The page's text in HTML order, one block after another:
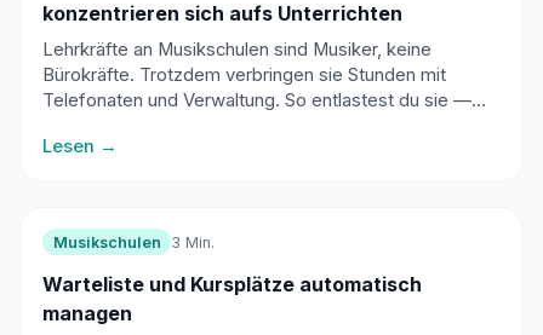
konzentrieren sich aufs Unterrichten
Lehrkräfte an Musikschulen sind Musiker, keine
Bürokräfte. Trotzdem verbringen sie Stunden mit
Telefonaten und Verwaltung. So entlastest du sie —
Lesen →
Musikschulen 3 Min.
Warteliste und Kursplätze automatisch
managen